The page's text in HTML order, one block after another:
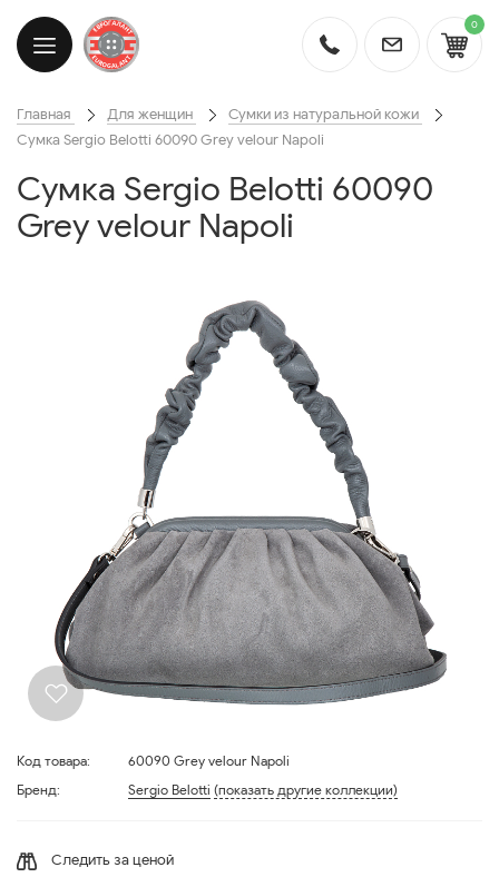
0
Главная Для женщин
Сумки из натуральной кожи
Cумка Sergio Belotti 60090 Grey velour Napoli
Cумка Sergio Belotti 60090
Grey velour Napoli
Код товара:
60090 Grey velour Napoli
Бренд:
Sergio Belotti (показать другие коллекции)
Следить за ценой